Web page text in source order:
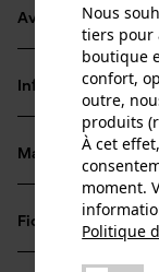
Avantages du
Arêtes de
rapides et un
Chaînes
Grâce à des
longtemps
Informations sur
Détails du
Type dactivité
Matériau &
Matériau
Fiches techniques
Fiche
Nous
tiers pour
boutique
confort,
outre,
produits
À cet
moment.
Politique